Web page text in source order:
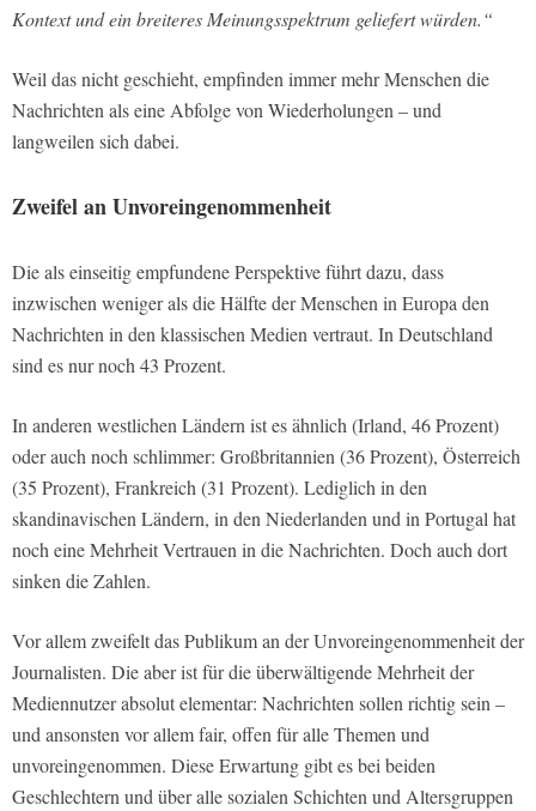
Kontext und ein breiteres Meinungsspektrum geliefert würden.“
Weil das nicht geschieht, empfinden immer mehr Menschen die
Nachrichten als eine Abfolge von Wiederholungen – und
langweilen sich dabei.
Zweifel an Unvoreingenommenheit
Die als einseitig empfundene Perspektive führt dazu, dass
inzwischen weniger als die Hälfte der Menschen in Europa den
Nachrichten in den klassischen Medien vertraut. In Deutschland
sind es nur noch 43 Prozent.
In anderen westlichen Ländern ist es ähnlich (Irland, 46 Prozent)
oder auch noch schlimmer: Großbritannien (36 Prozent), Österreich
(35 Prozent), Frankreich (31 Prozent). Lediglich in den
skandinavischen Ländern, in den Niederlanden und in Portugal hat
noch eine Mehrheit Vertrauen in die Nachrichten. Doch auch dort
sinken die Zahlen.
Vor allem zweifelt das Publikum an der Unvoreingenommenheit der
Journalisten. Die aber ist für die überwältigende Mehrheit der
Mediennutzer absolut elementar: Nachrichten sollen richtig sein –
und ansonsten vor allem fair, offen für alle Themen und
unvoreingenommen. Diese Erwartung gibt es bei beiden
Geschlechtern und über alle sozialen Schichten und Altersgruppen